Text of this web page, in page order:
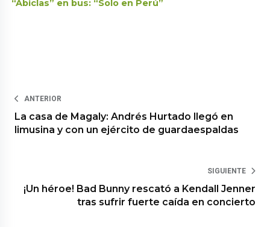
“Abiclas” en bus: “Solo en Perú”
ANTERIOR
La casa de Magaly: Andrés Hurtado llegó en
limusina y con un ejército de guardaespaldas
SIGUIENTE
¡Un héroe! Bad Bunny rescató a Kendall Jenner
tras sufrir fuerte caída en concierto